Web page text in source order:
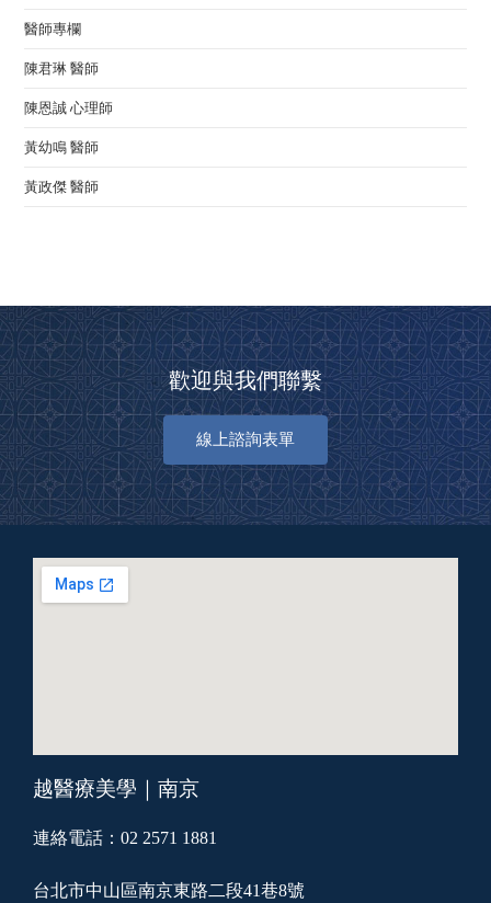
醫師專欄
陳君琳 醫師
陳恩誠 心理師
黃幼鳴 醫師
黃政傑 醫師
歡迎與我們聯繫
線上諮詢表單
越醫療美學｜南京
連絡電話：02 2571 1881
台北市中山區南京東路二段41巷8號